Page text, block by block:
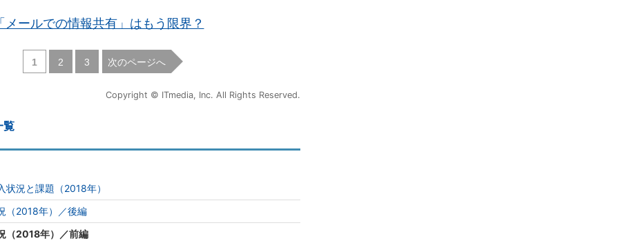
「メールでの情報共有」はもう限界？
1 2 3 次のページへ
Copyright © ITmedia, Inc. All Rights Reserved.
覧
況と課題（2018年）
（2018年）／後編
（2018年）／前編